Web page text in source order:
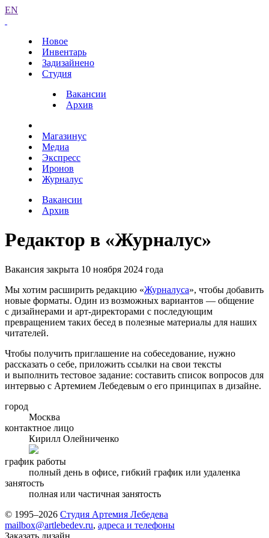
EN
Новое
Инвентарь
Задизайнено
Студия
Вакансии
Архив
Магазинус
Медиа
Экспресс
Иронов
Журналус
Вакансии
Архив
Редактор в «Журналус»
Вакансия закрыта 10 ноября 2024 года
Мы хотим расширить редакцию «Журналуса», чтобы добавить
новые форматы. Один из возможных вариантов — общение
с дизайнерами и арт-директорами с последующим
превращением таких бесед в полезные материалы для наших
читателей.
Чтобы получить приглашение на собеседование, нужно
рассказать о себе, приложить ссылки на свои тексты
и выполнить тестовое задание: составить список вопросов для
интервью с Артемием Лебедевым о его принципах в дизайне.
город
Москва
контактное лицо
Кирилл Олейниченко
график работы
полный день в офисе, гибкий график или удаленка
занятость
полная или частичная занятость
© 1995–2026 Студия Артемия Лебедева
mailbox@artlebedev.ru, адреса и телефоны
Заказать дизайн...